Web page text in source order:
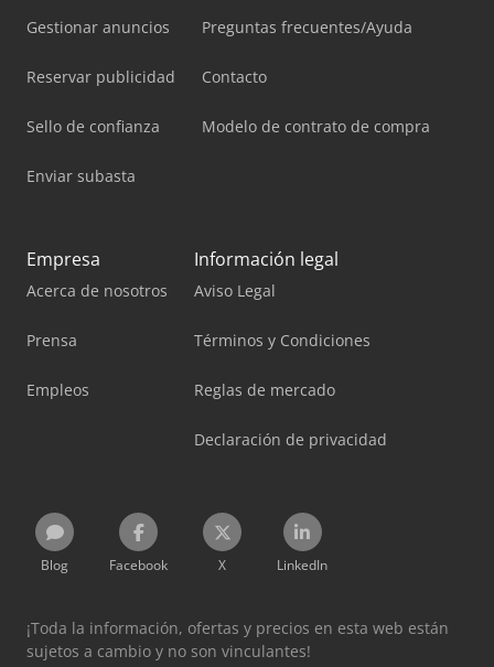
Gestionar anuncios
Reservar publicidad
Sello de confianza
Enviar subasta
Preguntas frecuentes/Ayuda
Contacto
Modelo de contrato de compra
Empresa
Acerca de nosotros
Prensa
Empleos
Información legal
Aviso Legal
Términos y Condiciones
Reglas de mercado
Declaración de privacidad
Blog Facebook X LinkedIn
¡Toda la información, ofertas y precios en esta web están
sujetos a cambio y no son vinculantes!